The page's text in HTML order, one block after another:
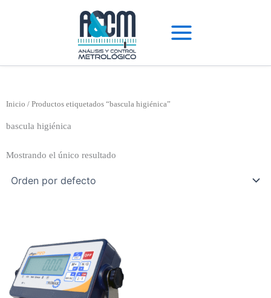
Inicio / Productos etiquetados “bascula higiénica”
bascula higiénica
Mostrando el único resultado